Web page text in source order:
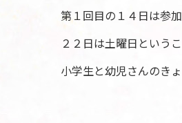
第１回目の１４日は参
２２日は土曜日という
小学生と幼児さんのき